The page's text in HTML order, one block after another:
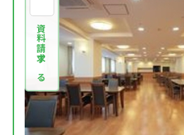
資料請求する